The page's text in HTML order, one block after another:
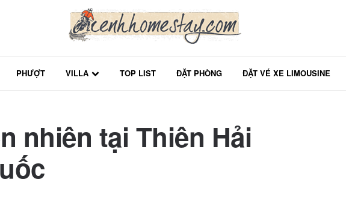
PHƯỢT VILLA TOP LIST ĐẶT PHÒNG ĐẶT VÉ XE LIMOUSINE
nhiên tại Thiên Hải